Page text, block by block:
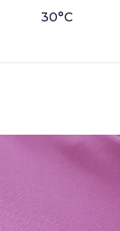
30°C